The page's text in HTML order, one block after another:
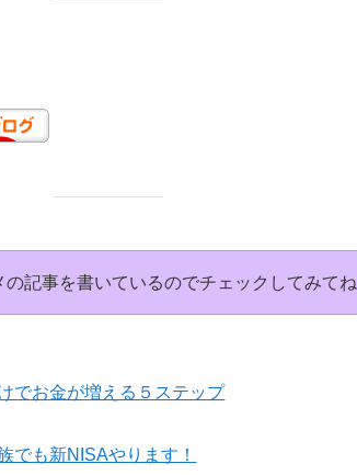
記事を書いているのでチェックしてみてね
でお金が増える５ステップ
でも新NISAやります！